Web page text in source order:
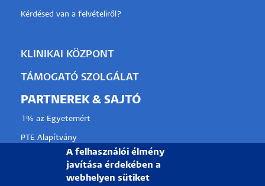
Kérdésed van a felvételiről?
KLINIKAI KÖZPONT
TÁMOGATÓ SZOLGÁLAT
PARTNEREK & SAJTÓ
1% az Egyetemért
PTE Alapítvány
Partnerkapcsolati lehetőségek
Médiaajánlat
A felhasználói élmény
javítása érdekében a
webhelyen sütiket